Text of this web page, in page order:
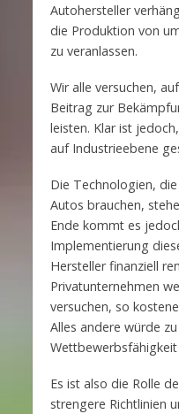
Autohersteller
die Produktion von
zu veranlassen.
Wir alle versuchen,
Beitrag zur
leisten. Klar ist
auf Industrieebene
Die Technologien,
Autos brauchen,
Ende kommt es
Implementierung
Hersteller finanziell
Privatunternehmen
versuchen, so
Alles andere würde
Wettbewerbsfähigkeit
Es ist also die Rolle
strengere Richtlinien